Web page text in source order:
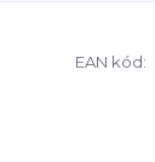
EAN kód: